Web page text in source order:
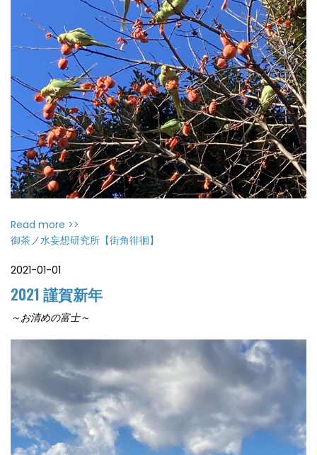
Read more >>
御茶ノ水妄想研究所【街角徘徊】
2021-01-01
2021 謹賀新年
～お清めの富士～